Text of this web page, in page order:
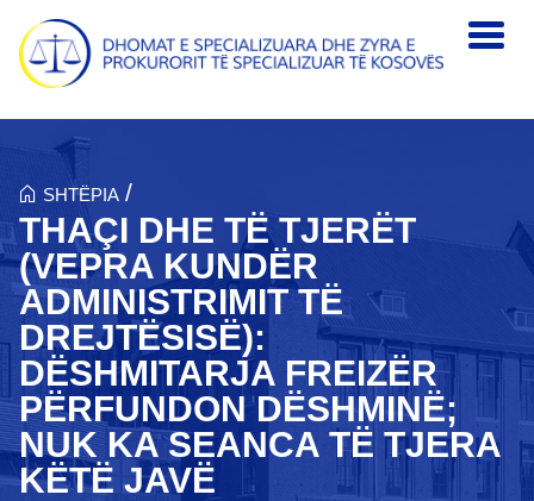
Skip to main content
SHTËPIA /
THAÇI DHE TË TJERËT
(VEPRA KUNDËR
ADMINISTRIMIT TË
DREJTËSISË):
DËSHMITARJA FREIZËR
PËRFUNDON DËSHMINË;
NUK KA SEANCA TË TJERA
KËTË JAVË